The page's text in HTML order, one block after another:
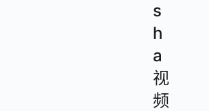
s
h
a
视
频